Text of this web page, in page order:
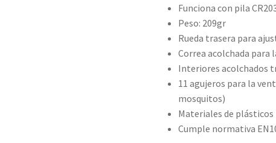
Funciona con pila
Peso: 209gr
Rueda trasera para
Correa acolchada para
Interiores acolchados
11 agujeros para la
mosquitos)
Materiales de plásticos
Cumple normativa